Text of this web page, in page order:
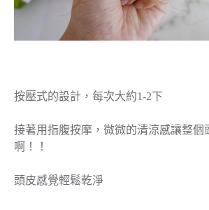
按壓式的設計，每次大約1-2下
接著用指腹按摩，微微的清涼感讓整個
啊！！
頭皮感覺輕鬆乾淨